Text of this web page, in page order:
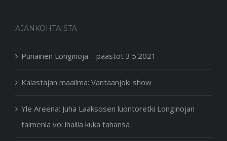
AJANKOHTAISTA
Punainen Longinoja – päästöt 3.5.2021
Kalastajan maailma: Vantaanjoki show
Yle Areena: Juha Laaksosen luontoretki Longinojan
taimenia voi ihailla kuka tahansa